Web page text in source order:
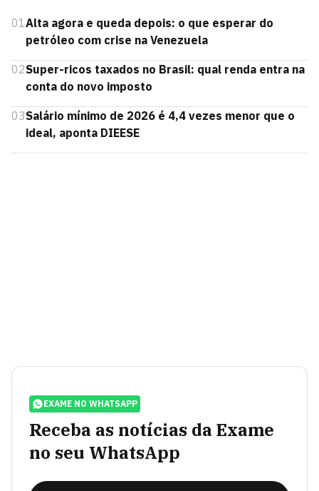
01Alta agora e queda depois: o que esperar do
petróleo com crise na Venezuela
02Super-ricos taxados no Brasil: qual renda entra na
conta do novo imposto
03Salário mínimo de 2026 é 4,4 vezes menor que o
ideal, aponta DIEESE
EXAME NO WHATSAPP
Receba as notícias da Exame
no seu WhatsApp